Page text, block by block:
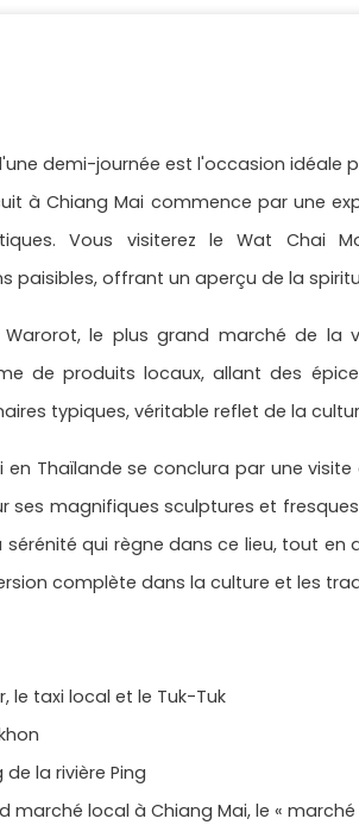
demi-journée est l'occasion
à Chiang Mai commence par une
Vous visiterez le Wat Chai
paisibles, offrant un aperçu de la
le plus grand marché de la
de produits locaux, allant des
typiques, véritable reflet de la
Thaïlande se conclura par une
ses magnifiques sculptures et
sérénité qui règne dans ce lieu, tout
complète dans la culture et les
le taxi local et le Tuk-Tuk
la rivière Ping
marché local à Chiang Mai, le « marché